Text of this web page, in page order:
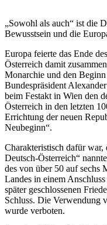
„Sowohl als auch“ ist die
Bewusstsein und die
Europa feierte das Ende
Österreich damit
Monarchie und den
Bundespräsident
beim Festakt in Wien den
Österreich in den letzten
Errichtung der neuen
Neubeginn“.
Charakteristisch dafür war,
Deutsch-Österreich“
des von über 50 auf sechs
Landes in einem
später geschlossenen
Schluss. Die Verwendung
wurde verboten.